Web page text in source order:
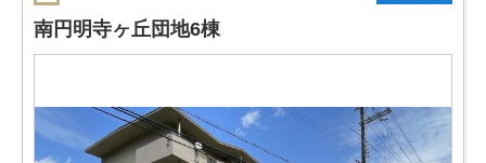
南円明寺ヶ丘団地6棟